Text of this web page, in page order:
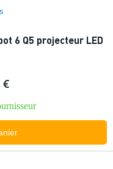
6 Q5 projecteur LED
€